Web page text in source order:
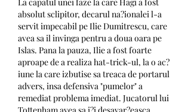
absolut sclipitor, decarul na?ionalei l-a
servit impecabil pe Ilie Dumitrescu, care
avea sa il invinga pentru a doua oara pe
Islas. Pana la pauza, Ilie a fost foarte
aproape de a realiza hat-trick-ul, la o ac?
iune la care izbutise sa treaca de portarul
advers, insa defensiva "pumelor" a
remediat problema imediat. Jucatorul lui